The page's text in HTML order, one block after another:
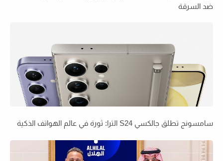
ضد السرقة
سامسونج تطلق جالكسي S24 الترا: ثورة في عالم الهواتف الذكية